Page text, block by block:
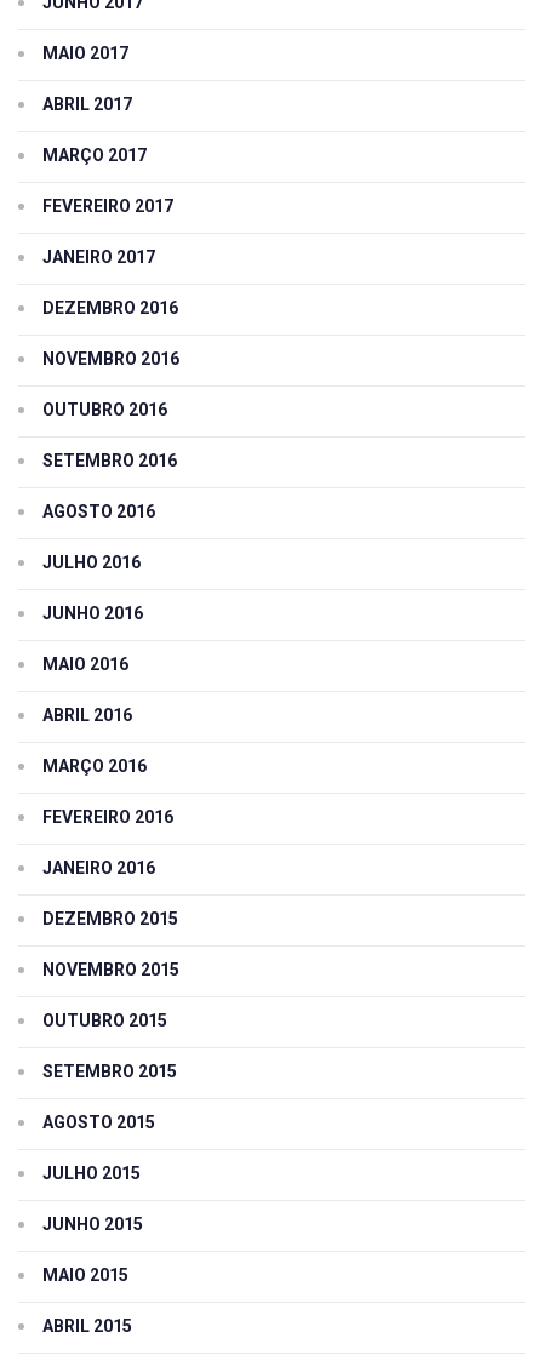
MAIO 2017
ABRIL 2017
MARÇO 2017
FEVEREIRO 2017
JANEIRO 2017
DEZEMBRO 2016
NOVEMBRO 2016
OUTUBRO 2016
SETEMBRO 2016
AGOSTO 2016
JULHO 2016
JUNHO 2016
MAIO 2016
ABRIL 2016
MARÇO 2016
FEVEREIRO 2016
JANEIRO 2016
DEZEMBRO 2015
NOVEMBRO 2015
OUTUBRO 2015
SETEMBRO 2015
AGOSTO 2015
JULHO 2015
JUNHO 2015
MAIO 2015
ABRIL 2015